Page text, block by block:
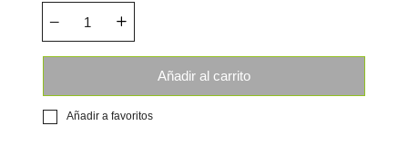
Añadir al carrito
Añadir a favoritos